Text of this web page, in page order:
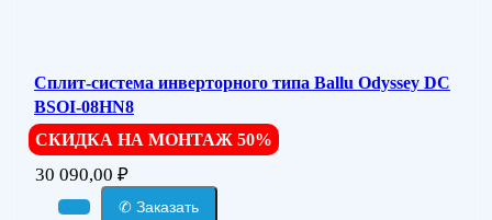
Сплит-система инверторного типа Ballu Odyssey DС
BSOI-08HN8
СКИДКА НА МОНТАЖ 50%
30 090,00 ₽
✆ Заказать